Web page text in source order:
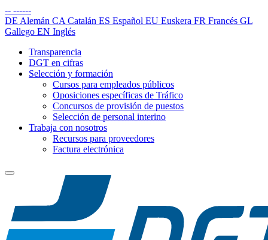
-- ------
DE Alemán CA Catalán ES Español EU Euskera FR Francés GL
Gallego EN Inglés
Transparencia
DGT en cifras
Selección y formación
Cursos para empleados públicos
Oposiciones específicas de Tráfico
Concursos de provisión de puestos
Selección de personal interino
Trabaja con nosotros
Recursos para proveedores
Factura electrónica